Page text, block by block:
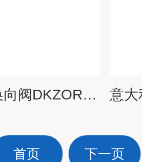
分享ATOS换向阀DKZOR-AEB系列意大利阿托斯
首页 下一页